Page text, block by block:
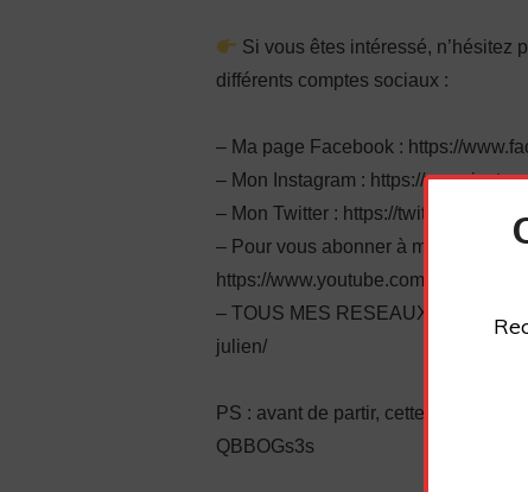
Si vous êtes intéressé, n’hésitez
différents comptes sociaux :
– Ma page Facebook : https://
– Mon Instagram : https://
– Mon Twitter : https://twitter.com/
– Pour vous abonner à ma chaîne
https://www.youtube.com/channel/
– TOUS MES RESEAUX SOCIAUX
julien/
PS : avant de partir, cette autre
QBBOGs3s